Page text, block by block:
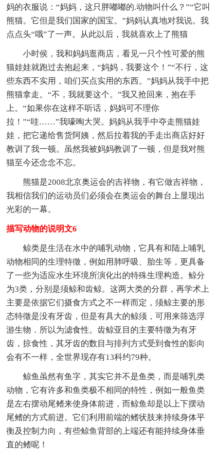
妈的衣服说：“妈妈，这只胖嘟嘟的.动物叫什么？”“它叫
熊猫。它但是我们国家的国宝。”妈妈认真地对我说。我
点点头“哦”了一声。从此以后，我就喜欢上了熊猫
小时侯，我和妈妈逛商店，看见一只个性可爱的熊
猫娃娃就跑过去抱起来，“妈妈，我要这个！”“不行，这
些东西不实用，咱们买点实用的东西。”妈妈从我手中把
熊猫拿走。“不，我就要这个。”我又抢回来，抱在手
上。“如果你在这样不听话，妈妈可不理你
拉！”“哇……”我嚎啕大哭。妈妈从我手中夺走熊猫娃
娃，把它递给售货阿姨，然后拉着我的手走出商店好好
教训了我一顿。虽然我被妈妈教训了一顿，但是我对熊
猫至今还念念不忘。
熊猫是2008北京奥运会的吉祥物，有它做吉祥物，
我相信我们的运动员们必须会在奥运会的舞台上显现出
光彩的一幕。
描写动物的说明文6
鲸类是生活在水中的哺乳动物，它具有和陆上哺乳
动物相同的生理特徵，例如用肺呼吸、胎生等，更具备
了一些为适应水生环境所演化出的特殊生理构造。鲸分
为3类，分别是须鲸和齿鲸。这两大类的分群，再学术上
主要是依据它们摄食方式之不一样而定，须鲸主要的形
态特徵是没有牙齿，但是有具大的鲸须，可用来筛选浮
游生物．所以为滤食性。齿鲸亚目的主要特徵为有牙
齿，掠食性，其牙齿的数目与排列方式受到食性的影向
会有不一样，全世界现存有13科约79种。
鲸鱼虽然有鱼字，其实它并不是鱼类，而是哺乳类
动物，它有许多和鱼类极不相同的特性，例如一般鱼类
是左右摆动尾鳍来使身体前进，而鲸鱼却是以上下摆动
尾鳍的方式前进。它们利用前端的鳍状肢来持续身体平
衡及控制力向，有些鲸鱼背部的上端还有能持续身体垂
直的鳍呢！